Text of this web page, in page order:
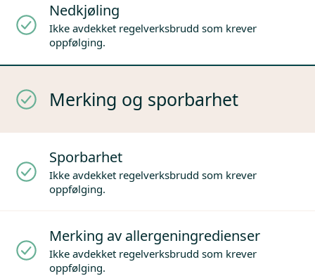
Nedkjøling
Ikke avdekket regelverksbrudd som krever
oppfølging.
Merking og sporbarhet
Sporbarhet
Ikke avdekket regelverksbrudd som krever
oppfølging.
Merking av allergeningredienser
Ikke avdekket regelverksbrudd som krever
oppfølging.